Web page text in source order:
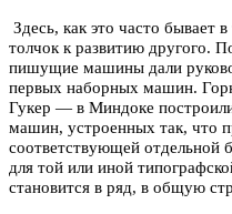
Здесь, как это часто бывает
толчок к развитию другого.
пишущие машины дали
первых наборных машин.
Гукер — в Миндоке
машин, устроенных так, что
соответствующей отдельной
для той или иной
становится в ряд, в общую